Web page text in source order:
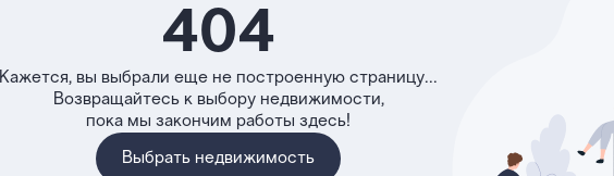
404
Кажется, вы выбрали еще не построенную страницу...
Возвращайтесь к выбору недвижимости,
пока мы закончим работы здесь!
Выбрать недвижимость